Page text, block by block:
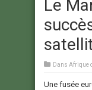
Le
Dans Afrique
Une fusée